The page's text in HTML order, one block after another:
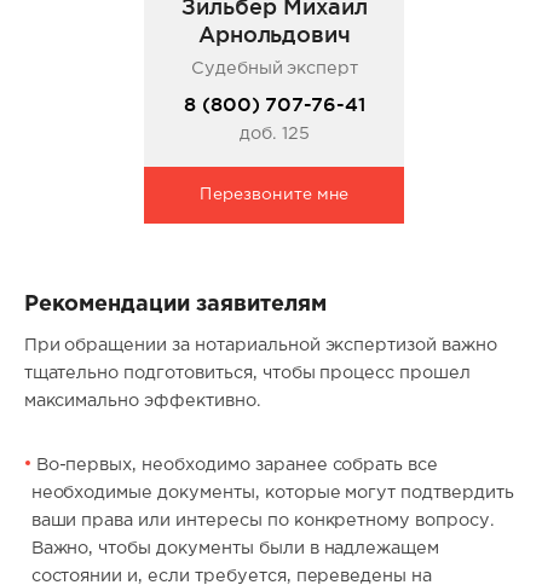
Зильбер Михаил
Арнольдович
Судебный эксперт
8 (800) 707-76-41
доб. 125
Перезвоните мне
Рекомендации заявителям
При обращении за нотариальной экспертизой важно
тщательно подготовиться, чтобы процесс прошел
максимально эффективно.
Во-первых, необходимо заранее собрать все
необходимые документы, которые могут подтвердить
ваши права или интересы по конкретному вопросу.
Важно, чтобы документы были в надлежащем
состоянии и, если требуется, переведены на